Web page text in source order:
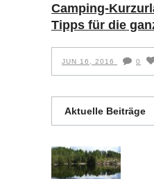
Camping-
Tipps für die
JUN 16, 2016 0
Aktuelle Beiträge